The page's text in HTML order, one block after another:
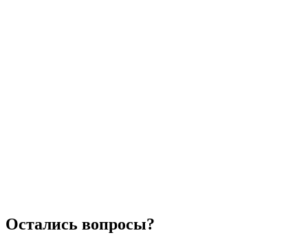
Остались вопросы?